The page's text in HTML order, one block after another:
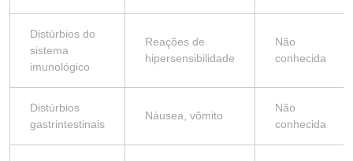
Distúrbios do
sistema
imunológico
Reações de
hipersensibilidade
Não
conhecida
Distúrbios
gastrintestinais
Náusea, vômito
Não
conhecida